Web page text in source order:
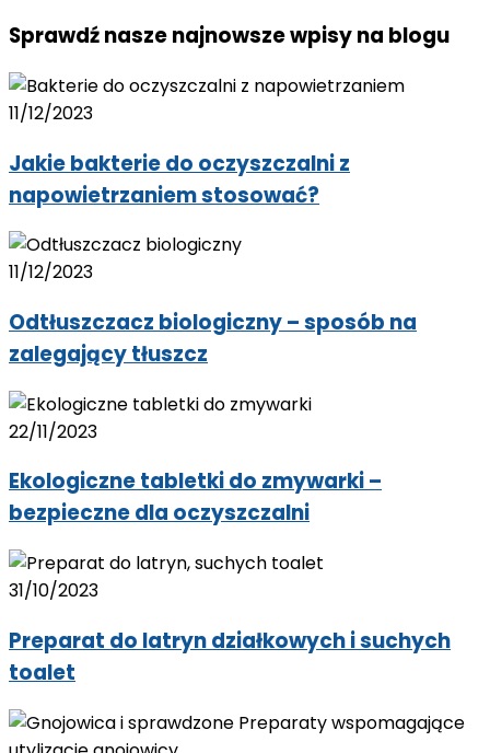
Sprawdź nasze najnowsze wpisy na blogu
11/12/2023
Jakie bakterie do oczyszczalni z
napowietrzaniem stosować?
11/12/2023
Odtłuszczacz biologiczny – sposób na
zalegający tłuszcz
22/11/2023
Ekologiczne tabletki do zmywarki –
bezpieczne dla oczyszczalni
31/10/2023
Preparat do latryn działkowych i suchych
toalet